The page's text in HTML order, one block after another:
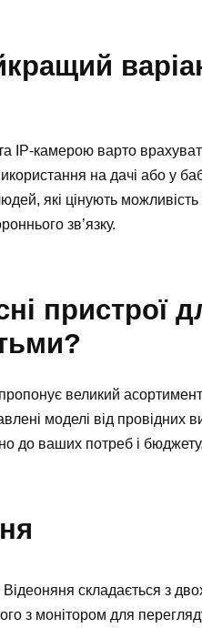
IP-камерою варто
на дачі або у
які цінують можливість
зв’язку.
пристрої
великий
моделі від
до ваших потреб і бюджету.
складається з
з монітором для